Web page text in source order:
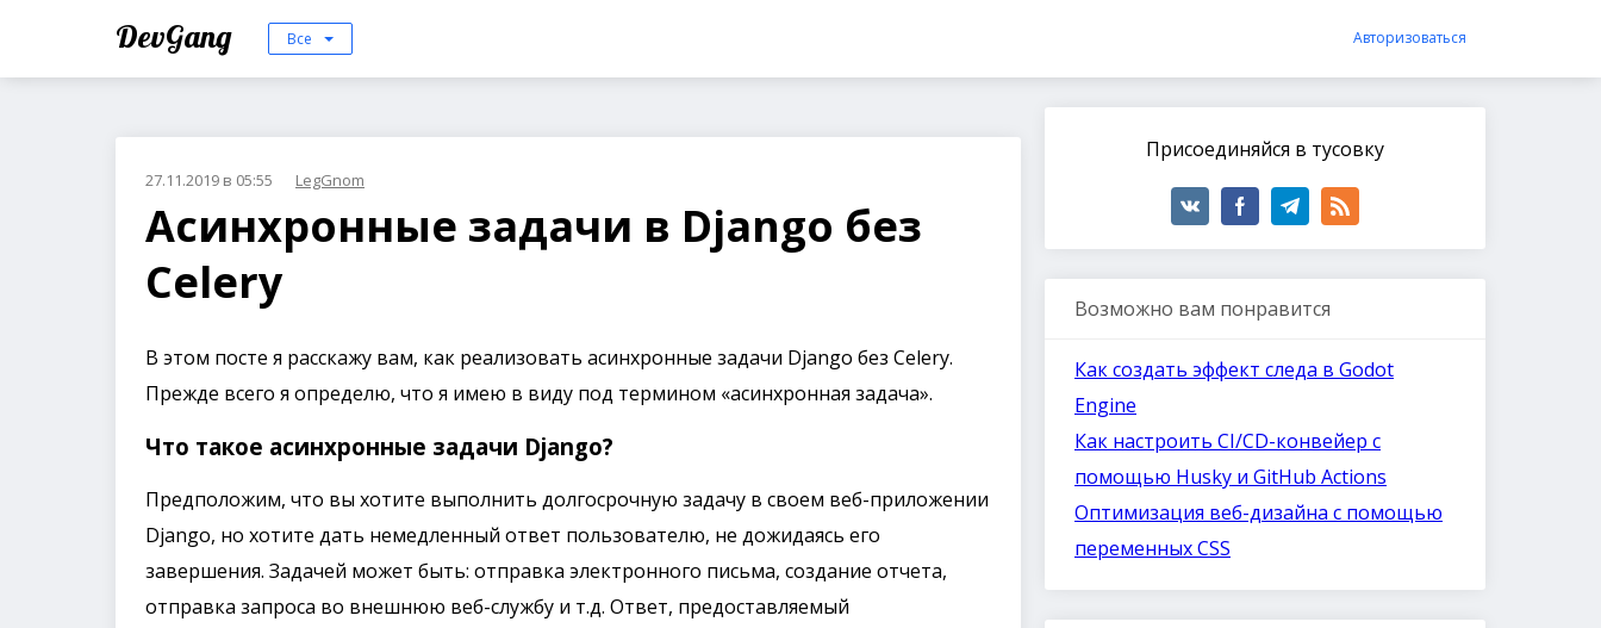
DevGang Все Авторизоваться
27.11.2019 в 05:55 LegGnom
Асинхронные задачи в Django без
Celery
В этом посте я расскажу вам, как реализовать асинхронные задачи Django без Celery.
Прежде всего я определю, что я имею в виду под термином «асинхронная задача».
Что такое асинхронные задачи Django?
Предположим, что вы хотите выполнить долгосрочную задачу в своем веб-приложении
Django, но хотите дать немедленный ответ пользователю, не дожидаясь его
завершения. Задачей может быть: отправка электронного письма, создание отчета,
отправка запроса во внешнюю веб-службу и т.д. Ответ, предоставляемый
Присоединяйся в тусовку
Возможно вам понравится
Как создать эффект следа в Godot
Engine
Как настроить CI/CD-конвейер с
помощью Husky и GitHub Actions
Оптимизация веб-дизайна с помощью
переменных CSS